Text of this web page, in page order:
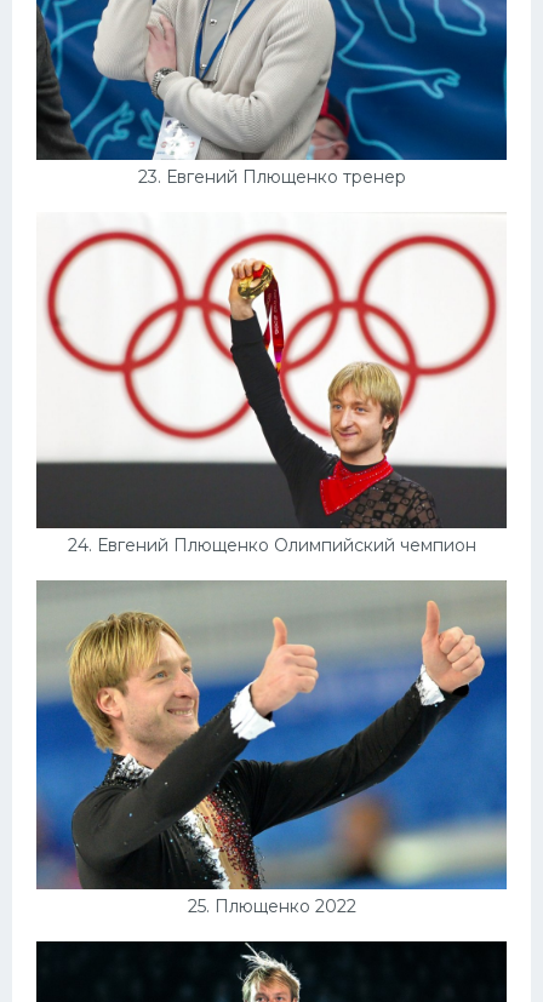
23. Евгений Плющенко тренер
24. Евгений Плющенко Олимпийский чемпион
25. Плющенко 2022